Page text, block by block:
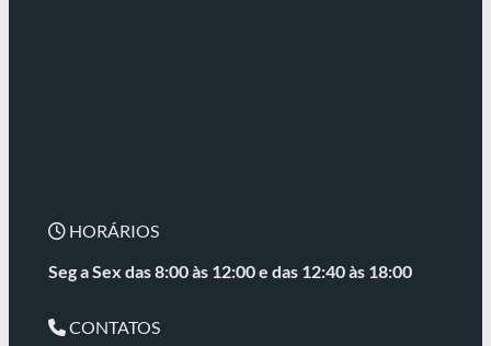
HORÁRIOS
Seg a Sex das 8:00 às 12:00 e das 12:40 às 18:00
CONTATOS